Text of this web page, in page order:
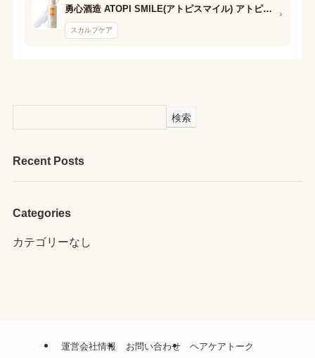
勇心酒造 ATOPI SMILE(アトピスマイル) アトピスマイル 薬用頭皮ローション
スカルプケア
›
検索
Recent Posts
Categories
カテゴリーなし
運営会社情報 お問い合わせ ヘアケアトーク